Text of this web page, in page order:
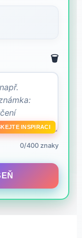
🗑️
INSPIRACI
0/400 znaky